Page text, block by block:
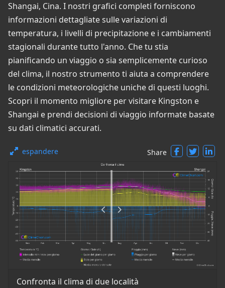
Shangai, Cina. I nostri grafici completi forniscono
informazioni dettagliate sulle variazioni di
temperatura, i livelli di precipitazione e i cambiamenti
stagionali durante tutto l'anno. Che tu stia
pianificando un viaggio o sia semplicemente curioso
del clima, il nostro strumento ti aiuta a comprendere
le condizioni meteorologiche uniche di questi luoghi.
Scopri il momento migliore per visitare Kingston e
Shangai e prendi decisioni di viaggio informate basate
su dati climatici accurati.
espandere Share
Confronta il clima di due località